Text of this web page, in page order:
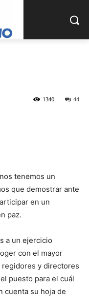
44
1340
tenemos un
que demostrar ante
en un
paz.
a un ejercicio
con el mayor
regidores y directores
puesto para el cuál
cuenta su hoja de